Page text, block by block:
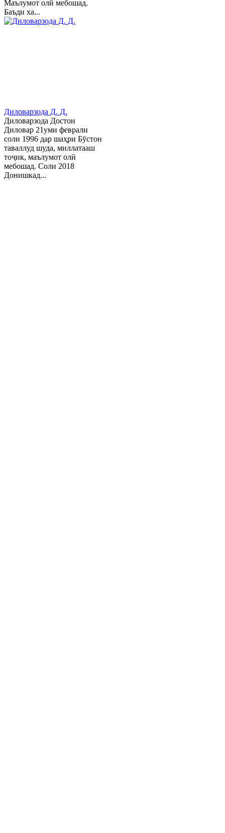
Маълумот олӣ мебошад.
Баъди ха...
Диловарзода Д. Д.
Диловарзода Достон
Диловар 21уми феврали
соли 1996 дар шаҳри Бӯстон
таваллуд шуда, миллатааш
тоҷик, маълумот олӣ
мебошад. Соли 2018
Донишкад...